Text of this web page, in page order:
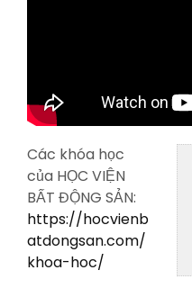
Các khóa học
của HỌC VIỆN
BẤT ĐỘNG SẢN:
https://hocvienb
atdongsan.com/
khoa-hoc/